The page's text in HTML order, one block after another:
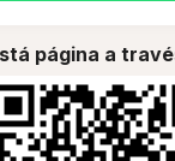
página a